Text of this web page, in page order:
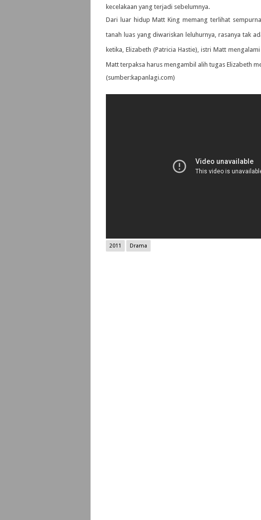
kecelakaan yang terjadi sebelumnya.
Dari luar hidup Matt King memang terlihat
tanah luas yang diwariskan leluhurnya, rasanya tak
ketika, Elizabeth (Patricia Hastie), istri Matt
Matt terpaksa harus mengambil alih tugas Elizabeth
(sumber:kapanlagi.com)
2011 Drama